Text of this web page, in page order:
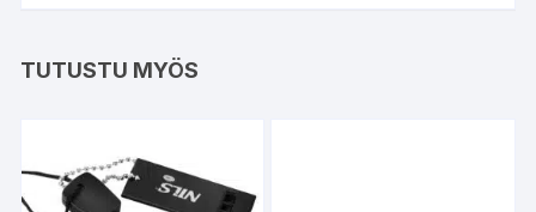
TUTUSTU MYÖS